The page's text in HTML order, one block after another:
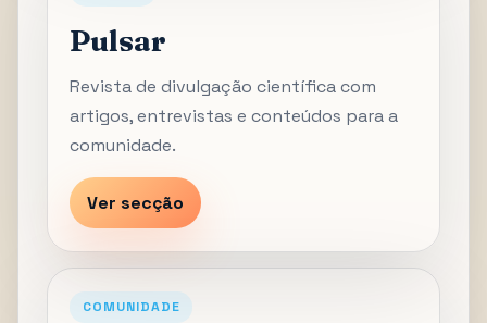
Pulsar
Revista de divulgação científica com
artigos, entrevistas e conteúdos para a
comunidade.
Ver secção
COMUNIDADE